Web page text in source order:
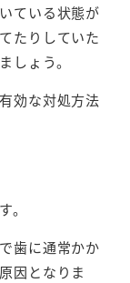
ている状態が
たりしていた
しょう。
効な対処方法
。
歯に通常かか
因となりま